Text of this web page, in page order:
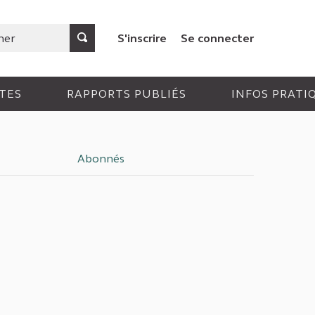
S'inscrire Se connecter
RAPPORTS PUBLIÉS INFOS
Abonnés